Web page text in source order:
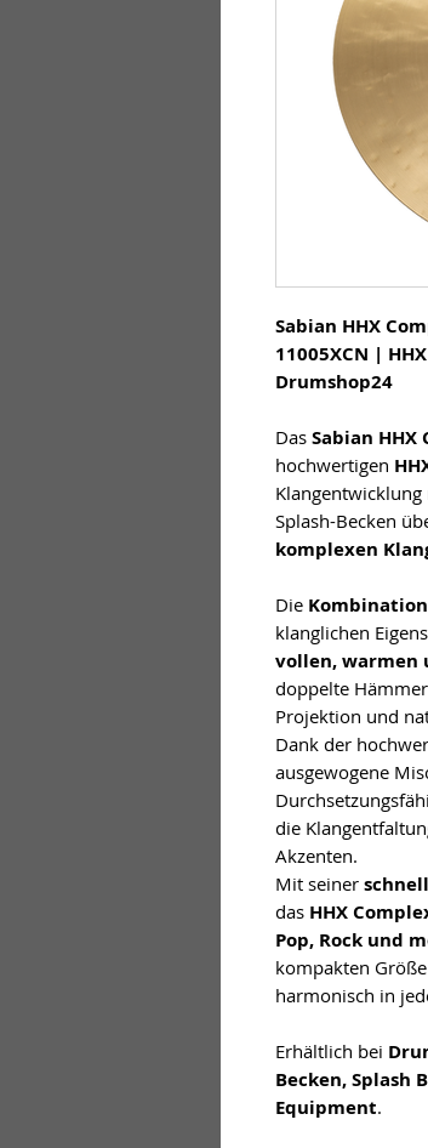
Sabian HHX
11005XCN |
Drumshop24
Das Sabian HHX
hochwertigen
Splash-Becken
komplexen
Die
klanglichen
vollen, warmen
doppelte
Projektion und
Dank der
ausgewogene
die
Akzenten.
Mit seiner
das HHX
Pop, Rock und
kompakten
harmonisch in
Erhältlich bei
Becken, Splash
Equipment.